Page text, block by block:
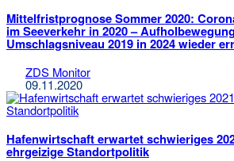
Mittelfristprognose Sommer 2020:
im Seeverkehr in 2020 –
Umschlagsniveau 2019 in 2024 wieder
ZDS Monitor
09.11.2020
Hafenwirtschaft erwartet schwieriges
ehrgeizige Standortpolitik